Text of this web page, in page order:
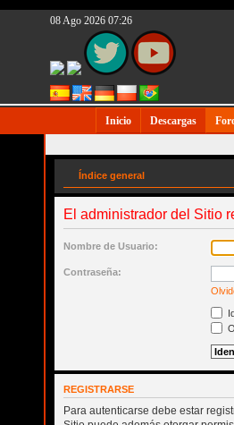
08 Ago 2026 07:26
Inicio Descargas
Índice general
El administrador del Sitio
Nombre de Usuario:
Contraseña:
REGISTRARSE
Para autenticarse debe estar